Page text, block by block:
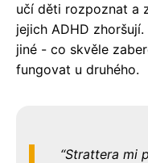
učí děti rozpoznat a
jejich ADHD
jiné - co skvěle
fungovat u druhého.
Strattera mi